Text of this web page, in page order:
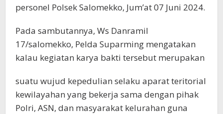
personel Polsek Salomekko, Jum’at 07 Juni 2024.
Pada sambutannya, Ws Danramil
17/salomekko, Pelda Suparming mengatakan
kalau kegiatan karya bakti tersebut merupakan
suatu wujud kepedulian selaku aparat teritorial
kewilayahan yang bekerja sama dengan pihak
Polri, ASN, dan masyarakat kelurahan guna